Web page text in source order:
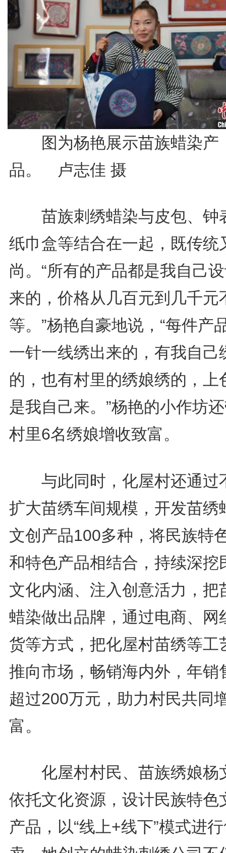
图为杨艳展示苗族蜡染产
品。 卢志佳 摄
苗族刺绣蜡染与皮包、钟
纸巾盒等结合在一起，既传统
尚。“所有的产品都是我自己
来的，价格从几百元到几千元
等。”杨艳自豪地说，“每件产
一针一线绣出来的，有我自己
的，也有村里的绣娘绣的，上
是我自己来。”杨艳的小作坊
村里6名绣娘增收致富。
与此同时，化屋村还通过
扩大苗绣车间规模，开发苗绣
文创产品100多种，将民族特
和特色产品相结合，持续深挖
文化内涵、注入创意活力，把
蜡染做出品牌，通过电商、网
货等方式，把化屋村苗绣等工
推向市场，畅销海内外，年销
超过200万元，助力村民共同
富。
化屋村村民、苗族绣娘杨
依托文化资源，设计民族特色
产品，以“线上+线下”模式进